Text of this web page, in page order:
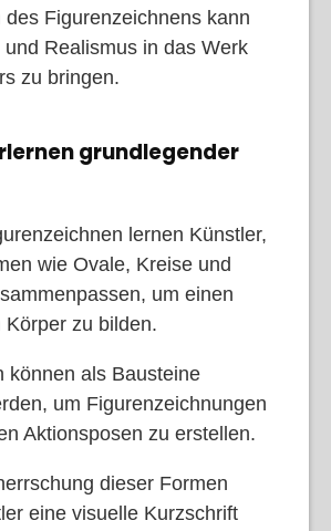
des Figurenzeichnens kann
Realismus in das Werk
zu bringen.
grundlegender
lernen Künstler,
wie Ovale, Kreise und
um einen
Körper zu bilden.
können als Bausteine
um Figurenzeichnungen
Aktionsposen zu erstellen.
dieser Formen
eine visuelle Kurzschrift